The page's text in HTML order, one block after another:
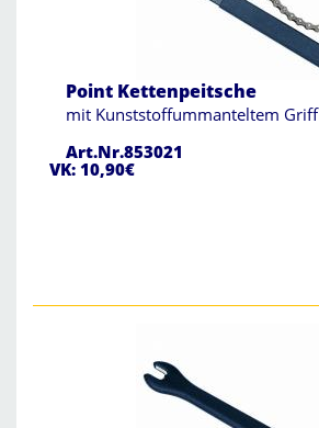
Point Kettenpeitsche
mit Kunststoffummanteltem Griff
Art.Nr.853021
VK: 10,90€